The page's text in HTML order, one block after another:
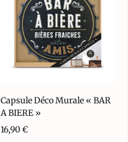
Capsule Déco Murale « BAR
A BIERE »
16,90€